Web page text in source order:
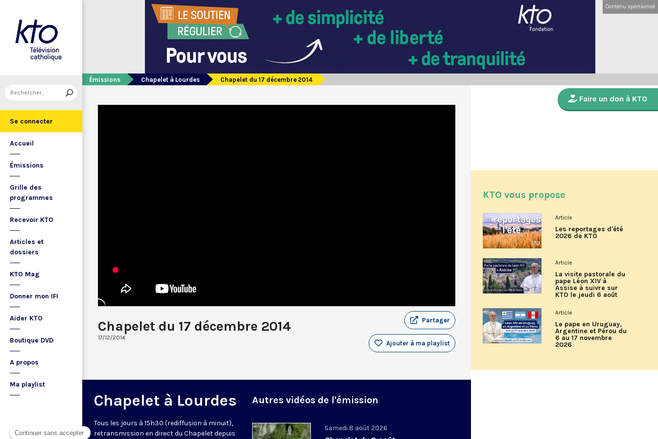
Se connecter
Accueil
Émissions
Grille des
programmes
Recevoir KTO
Articles et
dossiers
KTO Mag
Donner mon IFI
Aider KTO
Boutique DVD
A propos
Ma playlist
Contenu sponsorisé
Émissions Chapelet à Lourdes Chapelet du 17 décembre 2014
Chapelet du 17 décembre 2014
17/12/2014
Partager
Ajouter à ma playlist
Chapelet à Lourdes
Tous les jours à 15h30 (rediffusion à minuit),
retransmission en direct du Chapelet depuis
Autres vidéos de l'émission
Samedi 8 août 2026
Faire un don à KTO
KTO vous propose
Article
Les reportages d'été
2026 de KTO
Article
La visite pastorale du
pape Léon XIV à
Assise à suivre sur
KTO le jeudi 6 août
Article
Le pape en Uruguay,
Argentine et Pérou du
6 au 17 novembre
2026